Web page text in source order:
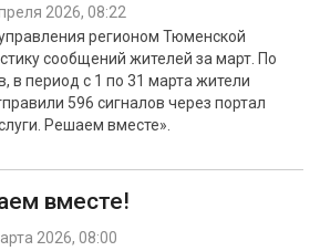
2026, 08:22
регионом Тюменской
сообщений жителей за март. По
в период с 1 по 31 марта жители
596 сигналов через портал
Решаем вместе».
вместе!
2026, 08:00